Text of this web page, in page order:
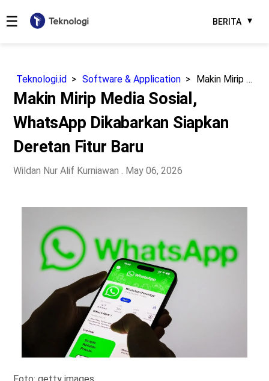
☰ BERITA
Teknologi.id Software & Application Makin Mirip Media Sosial, WhatsApp Dikabarkan Siapkan Deretan Fitur Baru
Makin Mirip Media Sosial,
WhatsApp Dikabarkan Siapkan
Deretan Fitur Baru
Wildan Nur Alif Kurniawan . May 06, 2026